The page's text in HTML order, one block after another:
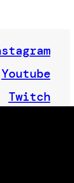
Youtube
Twitch